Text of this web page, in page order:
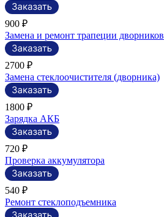
900 ₽
Замена и ремонт трапеции дворников
2700 ₽
Замена стеклоочистителя (дворника)
1800 ₽
Зарядка АКБ
720 ₽
Проверка аккумулятора
540 ₽
Ремонт стеклоподъемника